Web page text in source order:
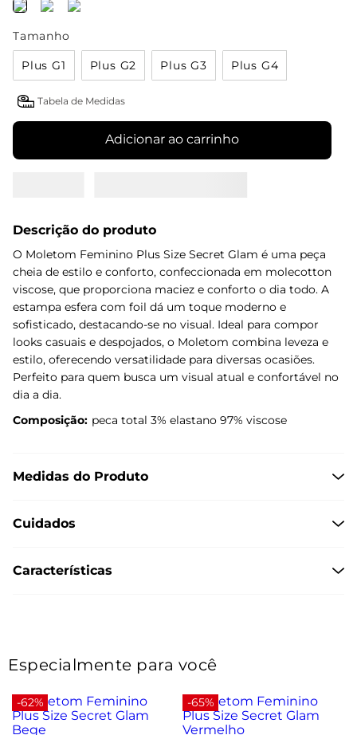
Tamanho
Plus G1 Plus G2 Plus G3 Plus G4
Tabela de Medidas
Adicionar ao carrinho
Descrição do produto
O Moletom Feminino Plus Size Secret Glam é uma peça
cheia de estilo e conforto, confeccionada em molecotton
viscose, que proporciona maciez e conforto o dia todo. A
estampa esfera com foil dá um toque moderno e
sofisticado, destacando-se no visual. Ideal para compor
looks casuais e despojados, o Moletom combina leveza e
estilo, oferecendo versatilidade para diversas ocasiões.
Perfeito para quem busca um visual atual e confortável no
dia a dia.
Composição: peca total 3% elastano 97% viscose
Medidas do Produto
Cuidados
Características
Especialmente para você
-62% -65%